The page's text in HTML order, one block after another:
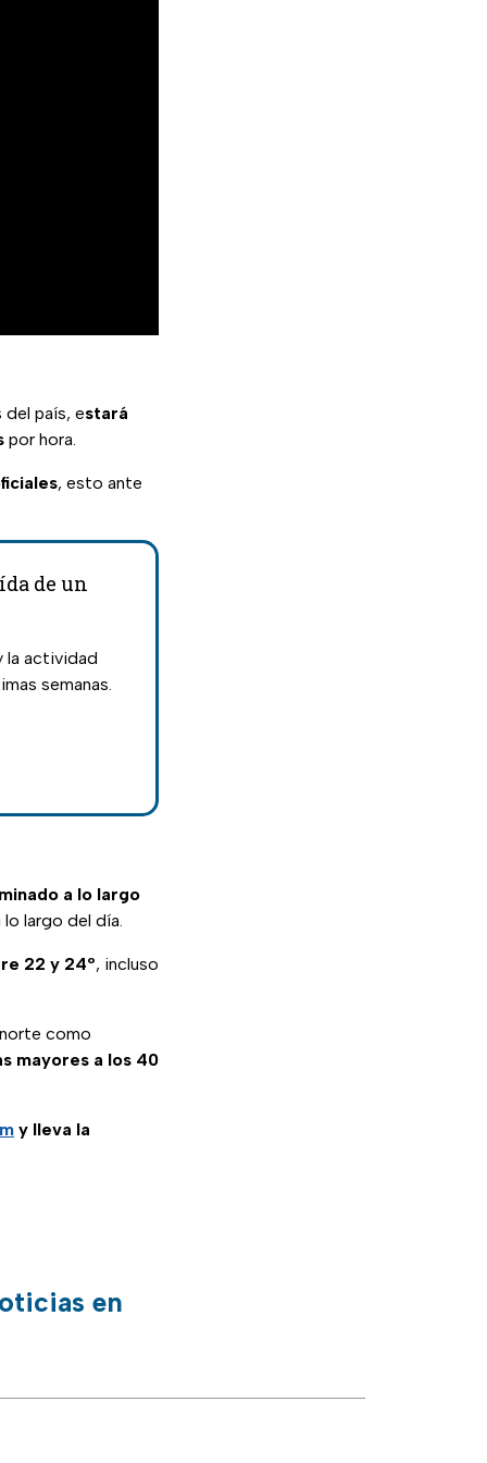
país, estará
por hora.
, esto ante
de un
la actividad
semanas.
a lo largo
lo largo del día.
22 y 24º, incluso
como
mayores a los 40
y lleva la
en